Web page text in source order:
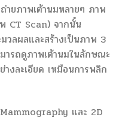
ยภาพเต้านมหลายๆ ภาพ
CT Scan) จากนั้น
วลผลและสร้างเป็นภาพ 3
ารถดูภาพเต้านมในลักษณะ
งละเอียด เหมือนการพลิก
และ 2D